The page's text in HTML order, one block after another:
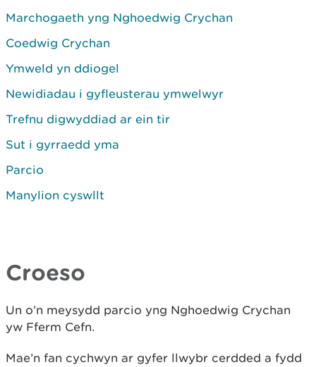
Marchogaeth yng Nghoedwig Crychan
Coedwig Crychan
Ymweld yn ddiogel
Newidiadau i gyfleusterau ymwelwyr
Trefnu digwyddiad ar ein tir
Sut i gyrraedd yma
Parcio
Manylion cyswllt
Croeso
Un o’n meysydd parcio yng Nghoedwig Crychan
yw Fferm Cefn.
Mae’n fan cychwyn ar gyfer llwybr cerdded a fydd